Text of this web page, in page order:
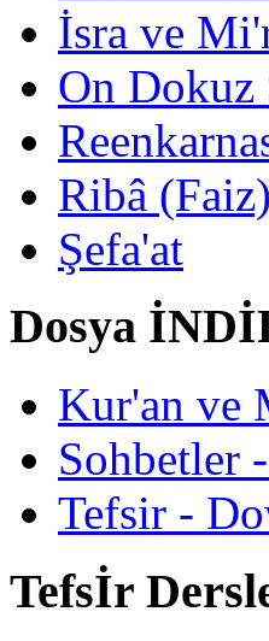
İsra ve
On Dokuz
Ribâ (Faiz)
Şefa'at
Dosya
Kur'an ve
Sohbetler
Tefsir -
Tefsİr